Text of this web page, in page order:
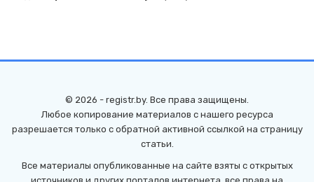
© 2026 - registr.by. Все права защищены.
Любое копирование материалов с нашего ресурса
разрешается только с обратной активной ссылкой на страницу
статьи.
Все материалы опубликованные на сайте взяты с открытых